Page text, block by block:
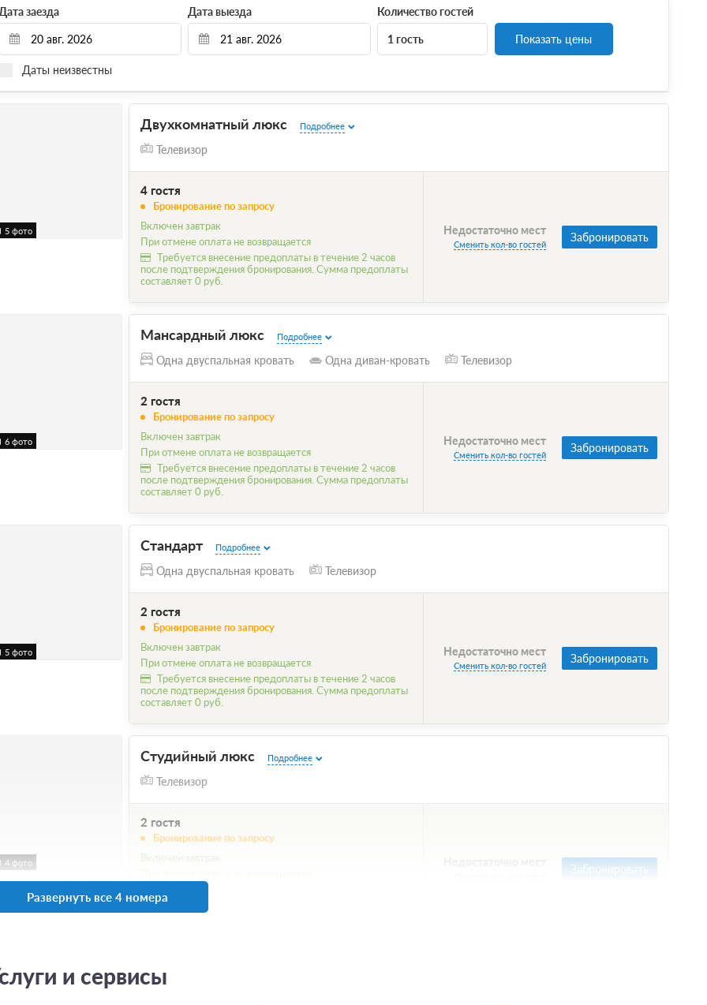
заезда Дата выезда
Даты неизвестны
Количество гостей
1 гость Показать цены
5 фото
Двухкомнатный люкс Подробнее
Телевизор
4 гостя
Бронирование по запросу
Включен завтрак
При отмене оплата не возвращается
Требуется внесение предоплаты в течение 2 часов
после подтверждения бронирования. Сумма предоплаты
составляет 0 руб.
Недостаточно мест
Сменить кол-во гостей
Забронировать
6 фото
Мансардный люкс Подробнее
Одна двуспальная кровать Одна диван-кровать Телевизор
2 гостя
Бронирование по запросу
Включен завтрак
При отмене оплата не возвращается
Требуется внесение предоплаты в течение 2 часов
после подтверждения бронирования. Сумма предоплаты
составляет 0 руб.
Недостаточно мест
Сменить кол-во гостей
Забронировать
5 фото
Стандарт Подробнее
Одна двуспальная кровать Телевизор
2 гостя
Бронирование по запросу
Включен завтрак
При отмене оплата не возвращается
Требуется внесение предоплаты в течение 2 часов
после подтверждения бронирования. Сумма предоплаты
составляет 0 руб.
Недостаточно мест
Сменить кол-во гостей
Забронировать
4 фото
Студийный люкс Подробнее
Телевизор
2 гостя
Бронирование по запросу
Включен завтрак
после подтверждения бронирования. Сумма предоплаты
составляет 0 руб.
Забронировать
Развернуть все 4 номера
и сервисы